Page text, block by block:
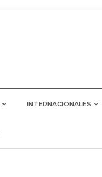
INTERNACIONALES